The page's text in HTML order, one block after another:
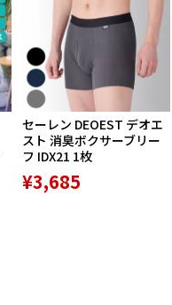
セーレン DEOEST デオエ
スト 消臭ボクサーブリー
フ IDX21 1枚
¥3,685